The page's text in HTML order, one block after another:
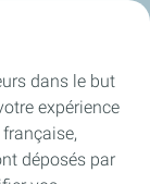
dans le but
expérience
déposés par